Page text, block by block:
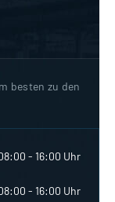
besten zu den
- 16:00 Uhr
- 16:00 Uhr